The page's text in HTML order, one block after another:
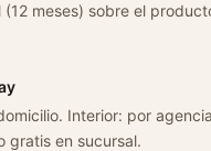
meses) sobre el
Interior: por
gratis en sucursal.